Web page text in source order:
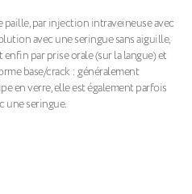
paille, par injection intraveineuse avec
avec une seringue sans aiguille,
par prise orale (sur la langue) et
base/crack : généralement
en verre, elle est également parfois
une seringue.